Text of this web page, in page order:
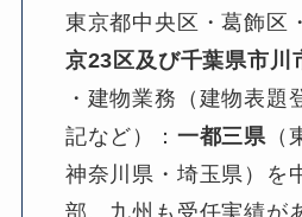
東京都中央区・葛飾区
京23区及び千葉県市川
・建物業務（建物表題
記など）： 一都三県
神奈川県・埼玉県）を
部、九州も受任実績が